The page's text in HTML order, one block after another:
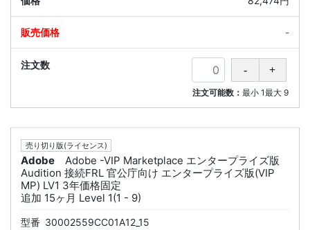
-
注文可能数：最小 1最大 9
売り切り版(ライセンス)
Adobe
Adobe -VIP Marketplace エンタープライズ版
Audition 接続FRL 官公庁向け エンタープライズ版(VIP
MP) LV1 3年価格固定
追加 15ヶ月 Level 1(1 - 9)
型番 30002559CC01A12_15